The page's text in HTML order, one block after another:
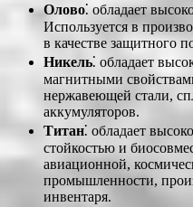
Олово⁚ обладает
Используется в
в качестве защитного
Никель⁚ обладает
магнитными
нержавеющей стали,
аккумуляторов.
Титан⁚ обладает
стойкостью и
авиационной,
промышленности,
инвентаря.